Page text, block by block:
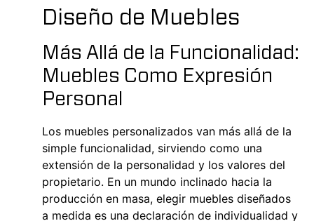
Diseño de Muebles
Más Allá de la Funcionalidad:
Muebles Como Expresión
Personal
Los muebles personalizados van más allá de la
simple funcionalidad, sirviendo como una
extensión de la personalidad y los valores del
propietario. En un mundo inclinado hacia la
producción en masa, elegir muebles diseñados
a medida es una declaración de individualidad y